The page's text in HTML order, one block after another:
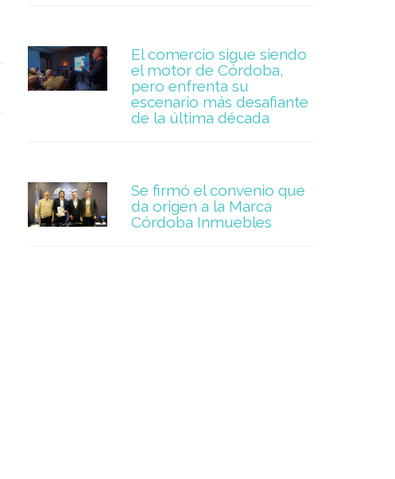
El comercio sigue siendo
el motor de Córdoba,
pero enfrenta su
escenario más desafiante
de la última década
Se firmó el convenio que
da origen a la Marca
Córdoba Inmuebles